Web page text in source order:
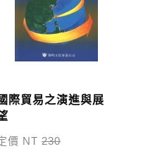
「我的訂單」，查詢
元(含)以上，採國內
以下須自付80元運
際貿易之演進與展
價 NT230